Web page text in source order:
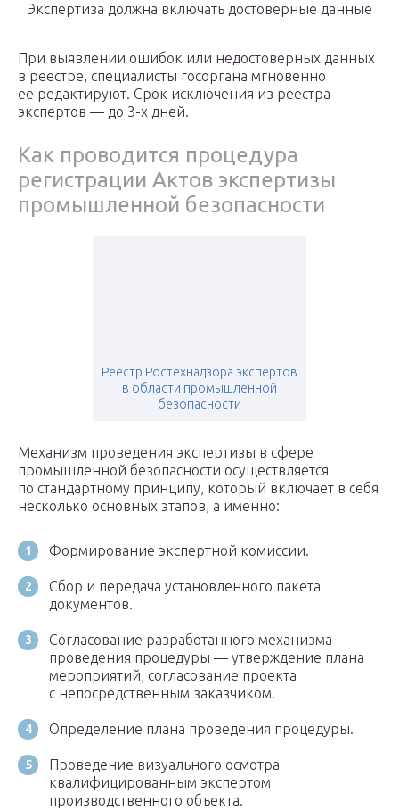
Экспертиза должна включать достоверные данные
При выявлении ошибок или недостоверных данных
в реестре, специалисты госоргана мгновенно
ее редактируют. Срок исключения из реестра
экспертов — до 3-х дней.
Как проводится процедура
регистрации Актов экспертизы
промышленной безопасности
Реестр Ростехнадзора экспертов
в области промышленной
безопасности
Механизм проведения экспертизы в сфере
промышленной безопасности осуществляется
по стандартному принципу, который включает в себя
несколько основных этапов, а именно:
Формирование экспертной комиссии.
Сбор и передача установленного пакета
документов.
Согласование разработанного механизма
проведения процедуры — утверждение плана
мероприятий, согласование проекта
с непосредственным заказчиком.
Определение плана проведения процедуры.
Проведение визуального осмотра
квалифицированным экспертом
производственного объекта.